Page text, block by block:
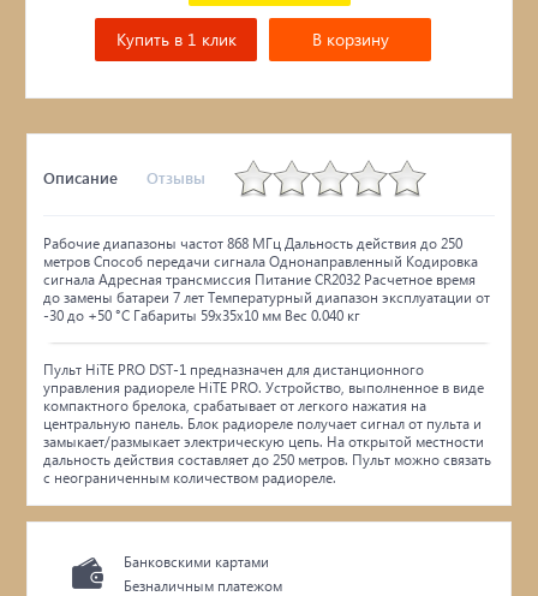
В корзину
Купить в 1 клик
Описание Отзывы
Рабочие диапазоны частот 868 МГц Дальность действия до 250
метров Способ передачи сигнала Однонаправленный Кодировка
сигнала Адресная трансмиссия Питание CR2032 Расчетное время
до замены батареи 7 лет Температурный диапазон эксплуатации от
-30 до +50 °С Габариты 59x35x10 мм Вес 0.040 кг
Пульт HiTE PRO DST-1 предназначен для дистанционного
управления радиореле HiTE PRO. Устройство, выполненное в виде
компактного брелока, срабатывает от легкого нажатия на
центральную панель. Блок радиореле получает сигнал от пульта и
замыкает/размыкает электрическую цепь. На открытой местности
дальность действия составляет до 250 метров. Пульт можно связать
с неограниченным количеством радиореле.
Банковскими картами
Безналичным платежом